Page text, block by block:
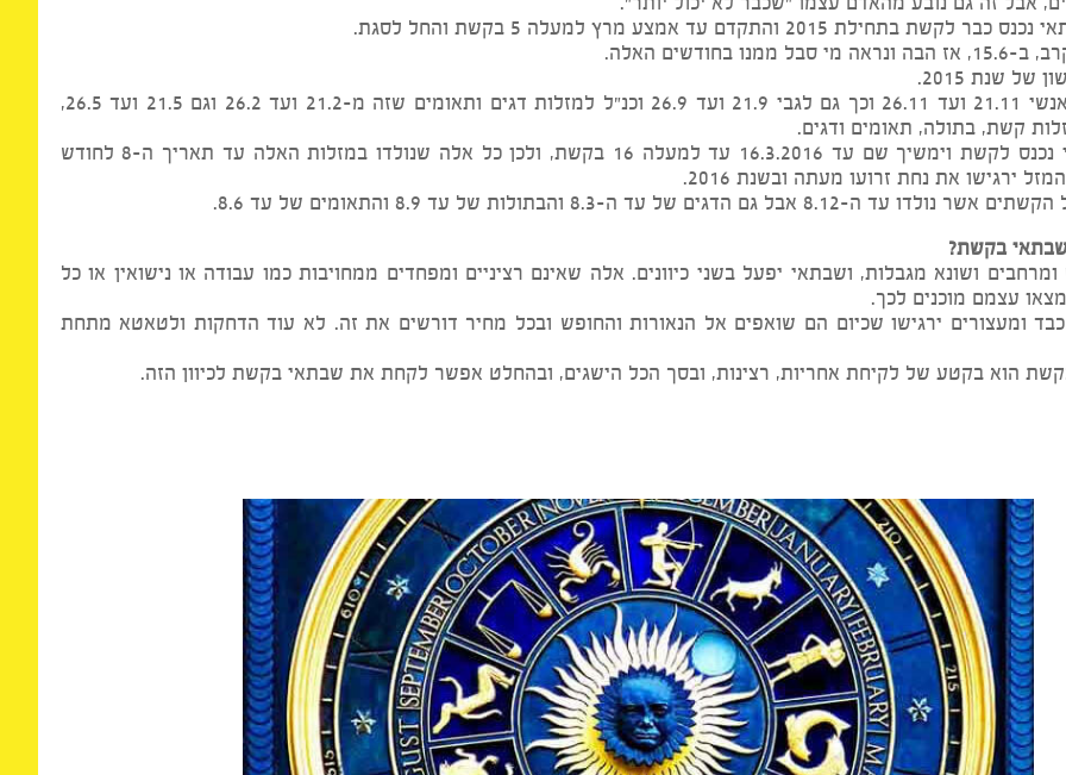
העקרבים ומזלות שור, אריה ודלי. שבתאי הוא כוכב הקשיים, האחריות והמחויבות, ובכל מקום שהוא נמצא הוא מערים
זה גם נובע מהאדם עצמו "שכבר לא יכול יותר".
עד אמצע מרץ למעלה 5 בקשת והחל לסגת.
2015.
אז מי שסבל זה אנשי 21.11 ועד 26.11 וכך גם לגבי 21.9 ועד 26.9 וכנ"ל למזלות דגים ותאומים שזה מ-21.2 ועד 26.2 וגם 21.5 ועד 26.5,
בתולה, תאומים ודגים.
עד ה-8.3 והבתולות של עד 8.9 והתאומים של עד 8.6.
בקשת?
ושונא מגבלות, ושבתאי יפעל בשני כיוונים. אלה שאינם רציניים ומפחדים ממחויבות כמו עבודה או נישואין או כל
מוכנים לכך.
ירגישו שכיום הם שואפים אל הנאורות והחופש ובכל מחיר דורשים את זה. לא עוד הדחקות ולטאטא מתחת